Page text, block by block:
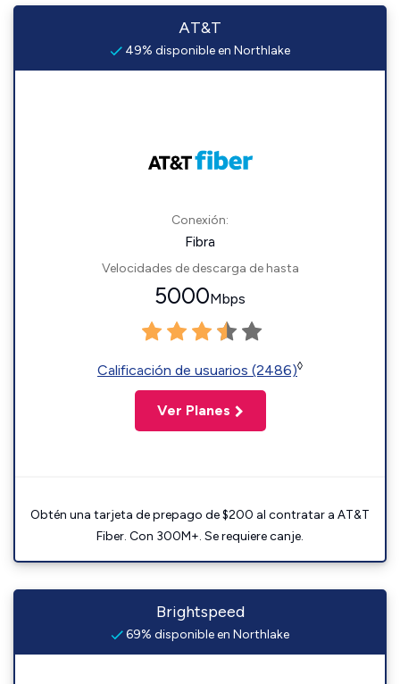
AT&T
49% disponible en Northlake
Conexión:
Fibra
Velocidades de descarga de hasta
5000Mbps
Calificación de usuarios (2486)◊
Ver Planes
Obtén una tarjeta de prepago de $200 al contratar a AT&T
Fiber. Con 300M+. Se requiere canje.
Brightspeed
69% disponible en Northlake